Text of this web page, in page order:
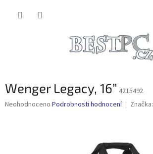
Wenger Legacy, 16” 4215492
Průměrné
Neohodnoceno Podrobnosti hodnocení Značka: